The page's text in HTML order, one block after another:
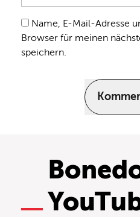
Name, E-Mail-Adresse
Browser für meinen
speichern.